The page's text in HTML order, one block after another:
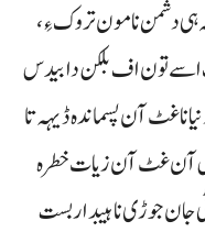
ہی دشمن نا مون تروک ءِ،
اسے تون اف بلکن دا بیدس
غٹ آن پسماندہ ڈیہہ تا
آن غٹ آن زیات خطرہ
جوڑی نا ہیبدار بست